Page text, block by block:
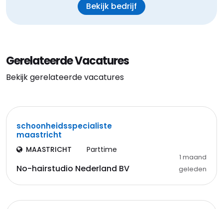
Bekijk bedrijf
Gerelateerde Vacatures
Bekijk gerelateerde vacatures
schoonheidsspecialiste
maastricht
MAASTRICHT Parttime
No-hairstudio Nederland BV
1 maand
geleden